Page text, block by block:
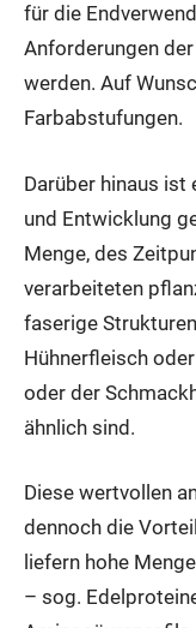
für die
Anforderungen
werden. Auf
Farbabstufungen.
Darüber hinaus ist
und Entwicklung
Menge, des
verarbeiteten
faserige
Hühnerfleisch
oder der
ähnlich sind.
Diese wertvollen
dennoch die
liefern hohe
– sog.